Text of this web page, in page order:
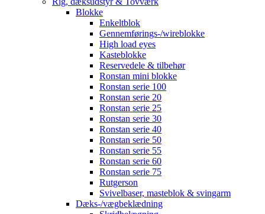
Blokke
Enkeltblok
Gennemførings-/wireblokke
High load eyes
Kasteblokke
Reservedele & tilbehør
Ronstan mini blokke
Ronstan serie 100
Ronstan serie 20
Ronstan serie 25
Ronstan serie 30
Ronstan serie 40
Ronstan serie 50
Ronstan serie 55
Ronstan serie 60
Ronstan serie 75
Rutgerson
Svivelbaser, masteblok & svingarm
Dæks-/vægbeklædning